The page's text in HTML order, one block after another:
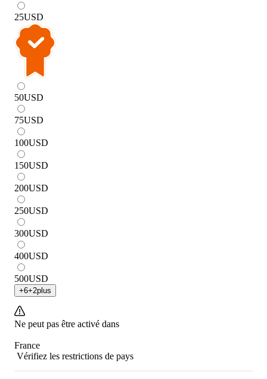
25USD
50USD
75USD
100USD
150USD
200USD
250USD
300USD
400USD
500USD
+6+2plus
Ne peut pas être activé dans
France
Vérifiez les restrictions de pays